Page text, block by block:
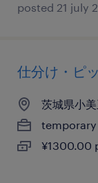
posted 21 july
仕分け・ピ
茨城県小
temporary
¥1300.00